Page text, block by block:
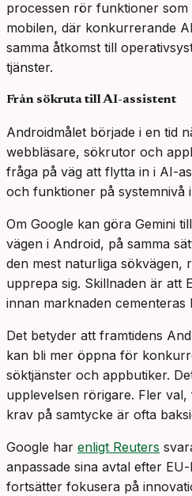
processen rör funktioner
mobilen, där konkurrerande
samma åtkomst till
tjänster.
Från sökruta till AI-assistent
Androidmålet började i en tid
webbläsare, sökrutor och
fråga på väg att flytta in i AI-
och funktioner på systemnivå
Om Google kan göra Gemini
vägen i Android, på samma
den mest naturliga sökvägen,
upprepa sig. Skillnaden är att
innan marknaden cementeras
Det betyder att framtidens
kan bli mer öppna för
söktjänster och appbutiker.
upplevelsen rörigare. Fler
krav på samtycke är ofta
Google har enligt Reuters
anpassade sina avtal efter
fortsätter fokusera på